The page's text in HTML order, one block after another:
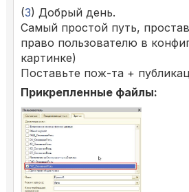
(3) Добрый день.
Самый простой путь,
право пользователю в
картинке)
Поставьте пож-та +
Прикрепленные файлы: